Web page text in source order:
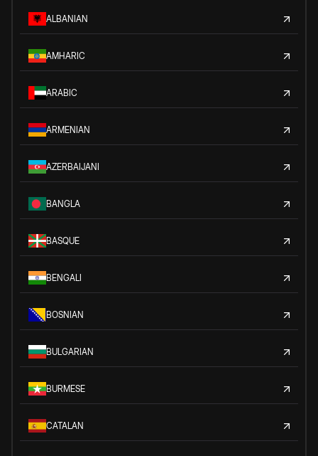
ALBANIAN
AMHARIC
ARABIC
ARMENIAN
AZERBAIJANI
BANGLA
BASQUE
BENGALI
BOSNIAN
BULGARIAN
BURMESE
CATALAN